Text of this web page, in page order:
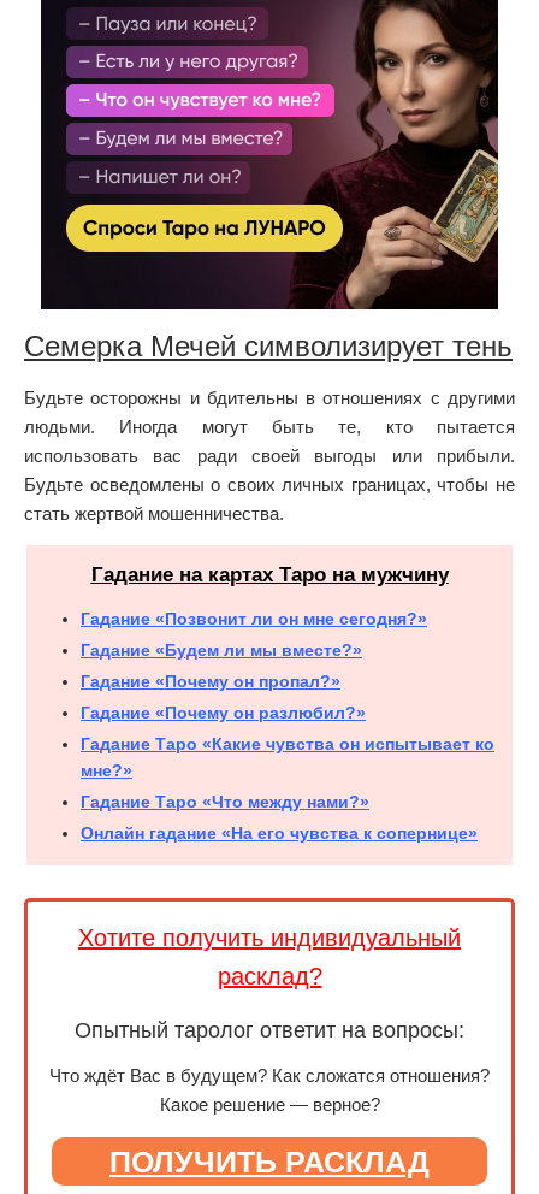
Семерка Мечей символизирует тень
Будьте осторожны и бдительны в отношениях с другими
людьми. Иногда могут быть те, кто пытается
использовать вас ради своей выгоды или прибыли.
Будьте осведомлены о своих личных границах, чтобы не
стать жертвой мошенничества.
Гадание на картах Таро на мужчину
Гадание «Позвонит ли он мне сегодня?»
Гадание «Будем ли мы вместе?»
Гадание «Почему он пропал?»
Гадание «Почему он разлюбил?»
Гадание Таро «Какие чувства он испытывает ко
мне?»
Гадание Таро «Что между нами?»
Онлайн гадание «На его чувства к сопернице»
Хотите получить индивидуальный
расклад?
Опытный таролог ответит на вопросы:
Что ждёт Вас в будущем? Как сложатся отношения?
Какое решение — верное?
ПОЛУЧИТЬ РАСКЛАД